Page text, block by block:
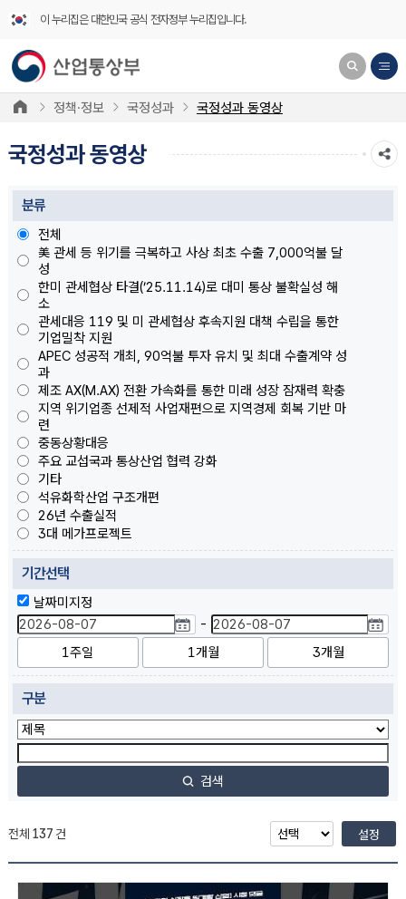
이 누리집은 대한민국 공식 전자정부 누리집입니다.
정책·정보 국정성과 국정성과 동영상
국정성과 동영상
분류
전체
美 관세 등 위기를 극복하고 사상 최초 수출 7,000억불 달
성
한미 관세협상 타결(’25.11.14)로 대미 통상 불확실성 해
소
관세대응 119 및 미 관세협상 후속지원 대책 수립을 통한
기업밀착 지원
APEC 성공적 개최, 90억불 투자 유치 및 최대 수출계약 성
과
제조 AX(M.AX) 전환 가속화를 통한 미래 성장 잠재력 확충
지역 위기업종 선제적 사업재편으로 지역경제 회복 기반 마
련
중동상황대응
주요 교섭국과 통상산업 협력 강화
기타
석유화학산업 구조개편
26년 수출실적
3대 메가프로젝트
기간선택
날짜미지정
-
1주일
1개월 3개월
구분
검색
전체 137 건 설정